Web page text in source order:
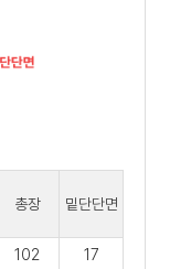
총장 밑단단면
102 17